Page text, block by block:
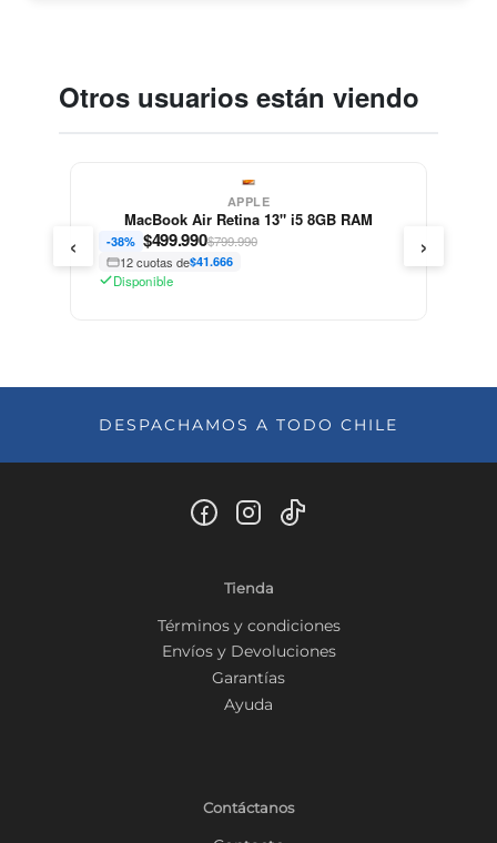
Otros usuarios están viendo
APPLE
MacBook Air Retina 13" i5 8GB RAM
-38% $499.990$799.990
12 cuotas de$41.666
Disponible
‹ ›
DESPACHAMOS A TODO CHILE
Tienda
Términos y condiciones
Envíos y Devoluciones
Garantías
Ayuda
Contáctanos